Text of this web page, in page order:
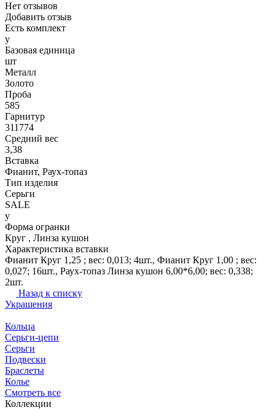
Нет отзывов
Добавить отзыв
Есть комплект
y
Базовая единица
шт
Металл
Золото
Проба
585
Гарнитур
311774
Средний вес
3,38
Вставка
Фианит, Раух-топаз
Тип изделия
Серьги
SALE
y
Форма огранки
Круг , Линза кушон
Характеристика вставки
Фианит Круг 1,25 ; вес: 0,013; 4шт., Фианит Круг 1,00 ; вес:
0,027; 16шт., Раух-топаз Линза кушон 6,00*6,00; вес: 0,338;
2шт.
Назад к списку
Украшения
Кольца
Серьги-цепи
Серьги
Подвески
Браслеты
Колье
Смотреть все
Коллекции